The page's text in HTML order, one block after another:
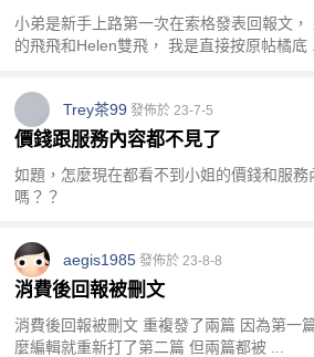
小弟是新手上路第一次在索格發表回報文
的飛飛和Helen雙飛， 我是直接按原帖橘底
Trey茶99 發佈於 23-7-5
價錢跟服務內容都不見了
如題，怎麼現在都看不到小姐的價錢和服務
嗎？？
aegis1985 發佈於 23-8-8
消費後回報被刪文
消費後回報被刪文 重複發了兩篇 因為第一
麼編輯就重新打了第二篇 但兩篇都被 ...